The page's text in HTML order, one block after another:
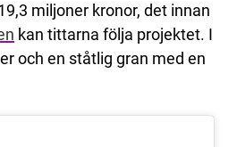
miljoner kronor, det innan
kan tittarna följa projektet. I
och en ståtlig gran med en